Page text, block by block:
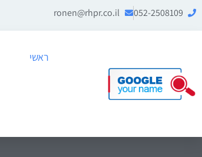
052-2508109
ronen@rhpr.co.il
ראשי